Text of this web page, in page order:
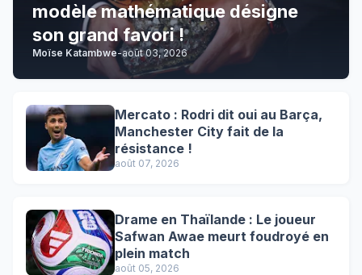
modèle mathématique désigne
son grand favori !
Moïse Katambwe-août 03, 2026
Mercato : Rodri dit oui au Barça,
Manchester City fait de la
résistance !
août 07, 2026
Drame en Thaïlande : Le joueur
Safwan Awae meurt foudroyé en
plein match
août 05, 2026